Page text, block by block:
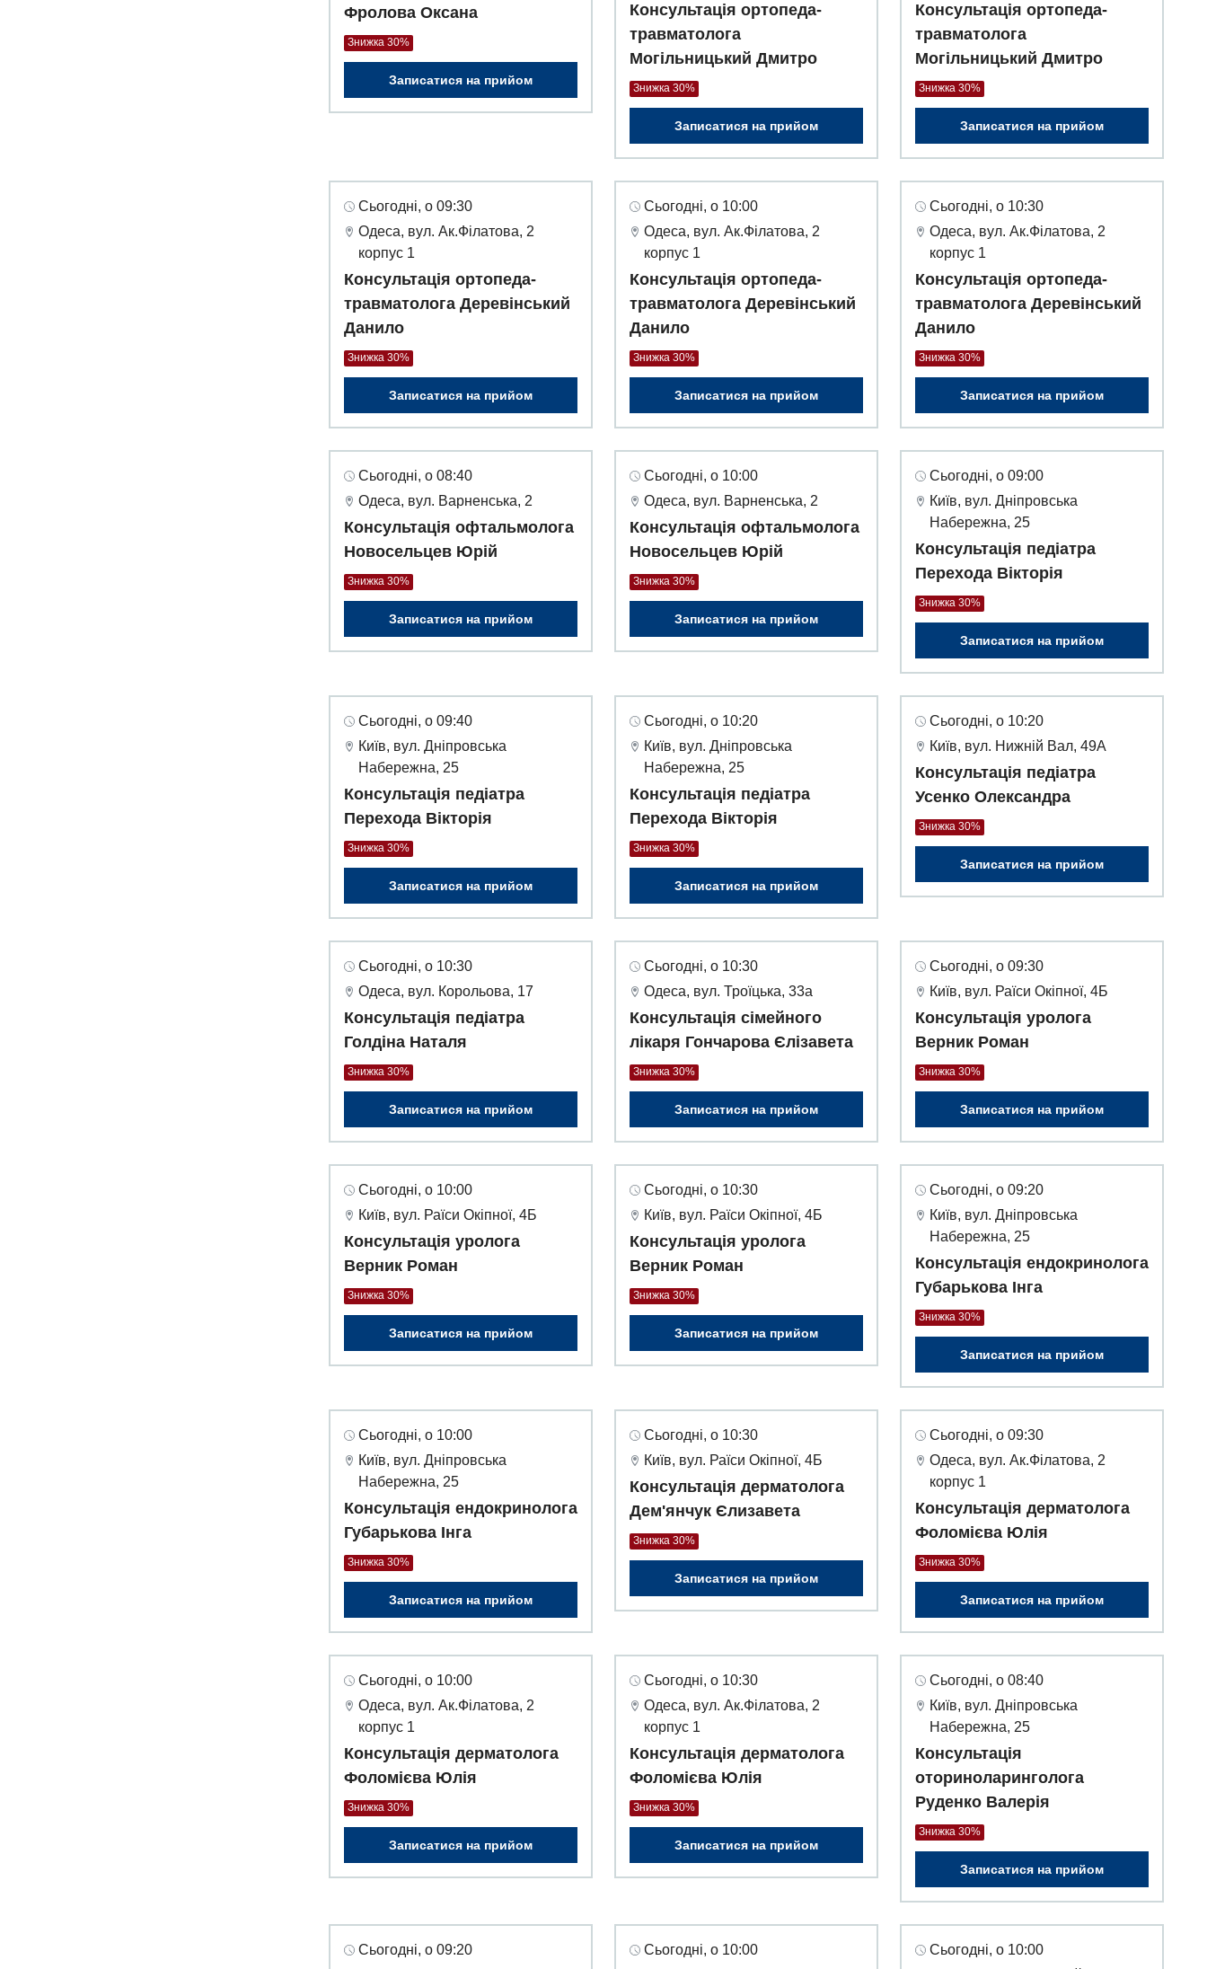
Фролова Оксана
Знижка 30%
Записатися на прийом
Консультація ортопеда-
травматолога
Могільницький Дмитро
Знижка 30%
Записатися на прийом
Консультація ортопеда-
травматолога
Могільницький Дмитро
Знижка 30%
Записатися на прийом
Сьогодні, о 09:30
Одеса, вул. Ак.Філатова, 2
корпус 1
Консультація ортопеда-
травматолога Деревінський
Данило
Знижка 30%
Записатися на прийом
Сьогодні, о 10:00
Одеса, вул. Ак.Філатова, 2
корпус 1
Консультація ортопеда-
травматолога Деревінський
Данило
Знижка 30%
Записатися на прийом
Сьогодні, о 10:30
Одеса, вул. Ак.Філатова, 2
корпус 1
Консультація ортопеда-
травматолога Деревінський
Данило
Знижка 30%
Записатися на прийом
Сьогодні, о 08:40
Одеса, вул. Варненська, 2
Консультація офтальмолога
Новосельцев Юрій
Знижка 30%
Записатися на прийом
Сьогодні, о 10:00
Одеса, вул. Варненська, 2
Консультація офтальмолога
Новосельцев Юрій
Знижка 30%
Записатися на прийом
Сьогодні, о 09:00
Київ, вул. Дніпровська
Набережна, 25
Консультація педіатра
Перехода Вікторія
Знижка 30%
Записатися на прийом
Сьогодні, о 09:40
Київ, вул. Дніпровська
Набережна, 25
Консультація педіатра
Перехода Вікторія
Знижка 30%
Записатися на прийом
Сьогодні, о 10:20
Київ, вул. Дніпровська
Набережна, 25
Консультація педіатра
Перехода Вікторія
Знижка 30%
Записатися на прийом
Сьогодні, о 10:20
Київ, вул. Нижній Вал, 49А
Консультація педіатра
Усенко Олександра
Знижка 30%
Записатися на прийом
Сьогодні, о 10:30
Одеса, вул. Корольова, 17
Консультація педіатра
Голдіна Наталя
Знижка 30%
Записатися на прийом
Сьогодні, о 10:30
Одеса, вул. Троїцька, 33а
Консультація сімейного
лікаря Гончарова Єлізавета
Знижка 30%
Записатися на прийом
Сьогодні, о 09:30
Київ, вул. Раїси Окіпної, 4Б
Консультація уролога
Верник Роман
Знижка 30%
Записатися на прийом
Сьогодні, о 10:00
Київ, вул. Раїси Окіпної, 4Б
Консультація уролога
Верник Роман
Знижка 30%
Записатися на прийом
Сьогодні, о 10:30
Київ, вул. Раїси Окіпної, 4Б
Консультація уролога
Верник Роман
Знижка 30%
Записатися на прийом
Сьогодні, о 09:20
Київ, вул. Дніпровська
Набережна, 25
Консультація ендокринолога
Губарькова Інга
Знижка 30%
Записатися на прийом
Сьогодні, о 10:00
Київ, вул. Дніпровська
Набережна, 25
Консультація ендокринолога
Губарькова Інга
Знижка 30%
Записатися на прийом
Сьогодні, о 10:30
Київ, вул. Раїси Окіпної, 4Б
Консультація дерматолога
Дем'янчук Єлизавета
Знижка 30%
Записатися на прийом
Сьогодні, о 09:30
Одеса, вул. Ак.Філатова, 2
корпус 1
Консультація дерматолога
Фоломієва Юлія
Знижка 30%
Записатися на прийом
Сьогодні, о 10:00
Одеса, вул. Ак.Філатова, 2
корпус 1
Консультація дерматолога
Фоломієва Юлія
Знижка 30%
Записатися на прийом
Сьогодні, о 10:30
Одеса, вул. Ак.Філатова, 2
корпус 1
Консультація дерматолога
Фоломієва Юлія
Знижка 30%
Записатися на прийом
Сьогодні, о 08:40
Київ, вул. Дніпровська
Набережна, 25
Консультація
оториноларинголога
Руденко Валерія
Знижка 30%
Записатися на прийом
Сьогодні, о 09:20
Сьогодні, о 10:00
Сьогодні, о 10:00